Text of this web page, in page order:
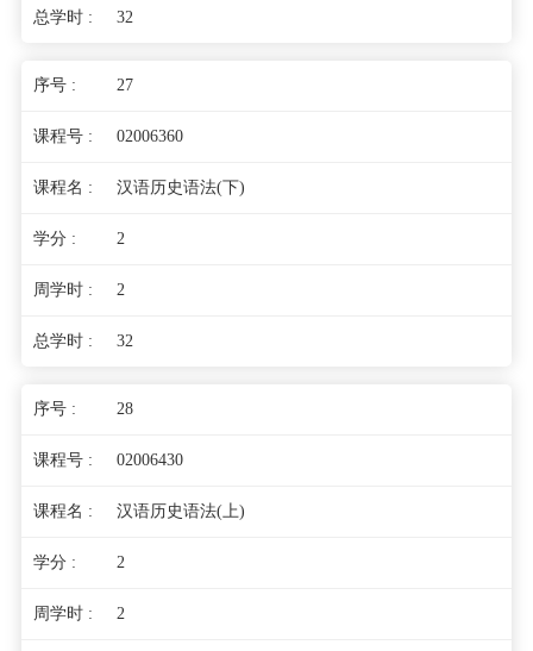
32
27
02006360
汉语历史语法(下)
2
2
32
28
02006430
汉语历史语法(上)
2
2